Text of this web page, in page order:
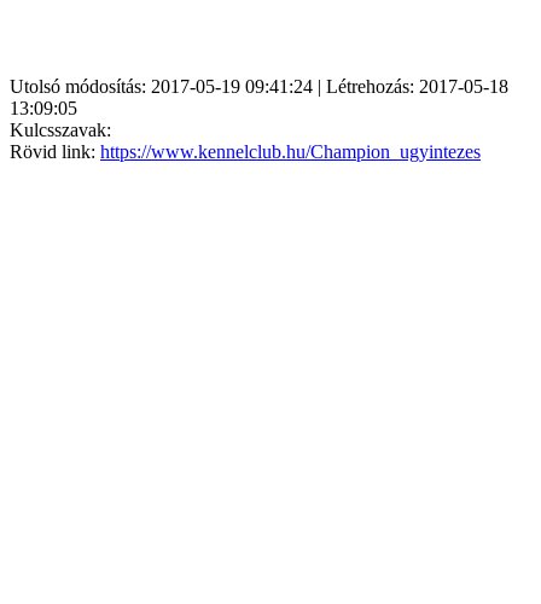
Utolsó módosítás: 2017-05-19 09:41:24 | Létrehozás: 2017-05-18
13:09:05
Kulcsszavak:
Rövid link: https://www.kennelclub.hu/Champion_ugyintezes